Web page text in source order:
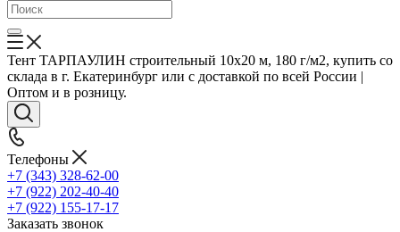
Тент ТАРПАУЛИН строительный 10х20 м, 180 г/м2, купить со
склада в г. Екатеринбург или с доставкой по всей России |
Оптом и в розницу.
Телефоны
+7 (343) 328-62-00
+7 (922) 202-40-40
+7 (922) 155-17-17
Заказать звонок